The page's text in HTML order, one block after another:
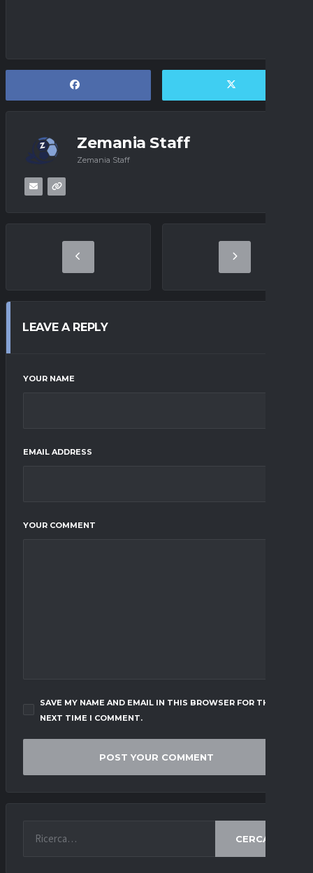
Zemania Staff
Zemania Staff
LEAVE A REPLY
YOUR NAME
EMAIL ADDRESS
YOUR COMMENT
SAVE MY NAME AND EMAIL IN THIS BROWSER FOR THE
NEXT TIME I COMMENT.
CERCA